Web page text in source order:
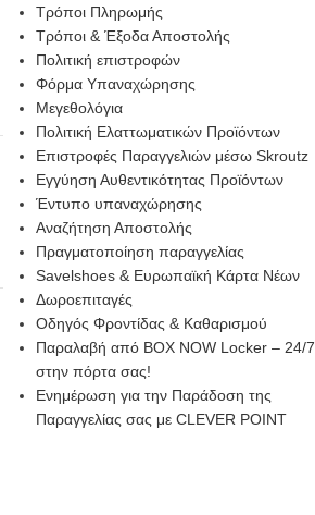
Τρόποι Πληρωμής
Τρόποι & Έξοδα Αποστολής
Πολιτική επιστροφών
Φόρμα Υπαναχώρησης
Μεγεθολόγια
Πολιτική Ελαττωματικών Προϊόντων
Επιστροφές Παραγγελιών μέσω Skroutz
Εγγύηση Αυθεντικότητας Προϊόντων
Έντυπο υπαναχώρησης
Αναζήτηση Αποστολής
Πραγματοποίηση παραγγελίας
Savelshoes & Ευρωπαϊκή Κάρτα Νέων
Δωροεπιταγές
Οδηγός Φροντίδας & Καθαρισμού
Παραλαβή από BOX NOW Locker – 24/7
στην πόρτα σας!
Ενημέρωση για την Παράδοση της
Παραγγελίας σας με CLEVER POINT